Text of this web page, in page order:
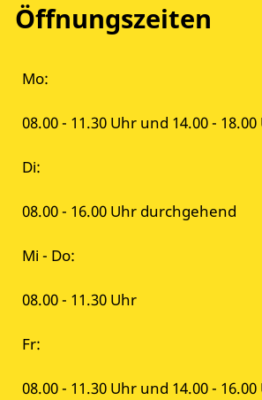
Öffnungszeiten
Mo:
08.00 - 11.30 Uhr und 14.00 -
Di:
08.00 - 16.00 Uhr durchgehend
Mi - Do:
08.00 - 11.30 Uhr
Fr:
08.00 - 11.30 Uhr und 14.00 -